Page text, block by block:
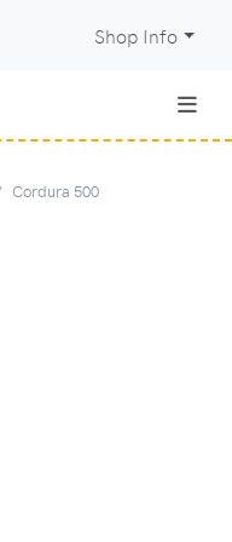
Shop Info
Cordura 500